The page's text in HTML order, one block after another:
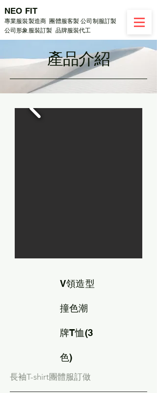
NEO FIT
專業服裝製造商 團體服客製 公司制服訂製
公司形象服裝訂製 品牌服裝代工
​產品介紹
V領造型
撞色潮
牌T恤(3
色)
長袖T-shirt團體服訂做